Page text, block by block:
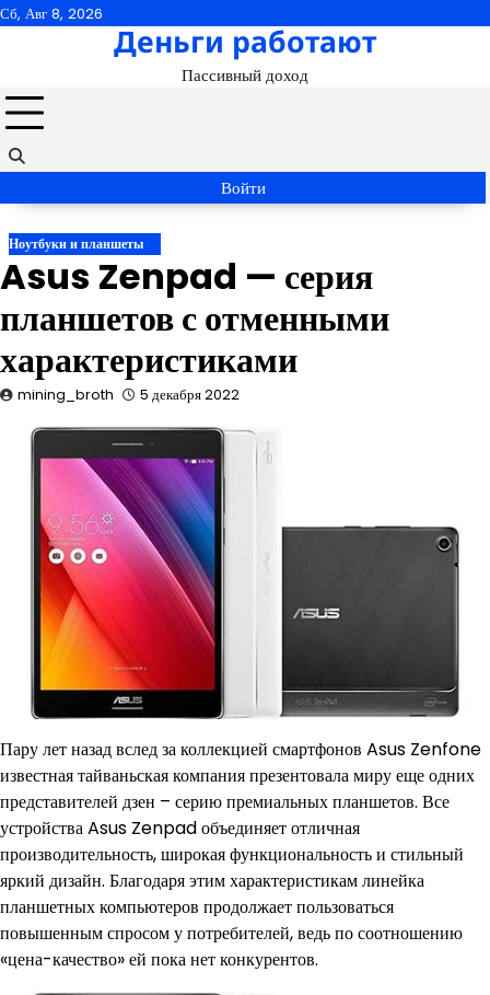
Перейти
Сб, Авг 8, 2026
Деньги работают
Пассивный доход
Войти
Ноутбуки и планшеты
Asus Zenpad — серия
планшетов с отменными
характеристиками
mining_broth 5 декабря 2022
Пару лет назад вслед за коллекцией смартфонов Asus Zenfone
известная тайваньская компания презентовала миру еще одних
представителей дзен – серию премиальных планшетов. Все
устройства Asus Zenpad объединяет отличная
производительность, широкая функциональность и стильный
яркий дизайн. Благодаря этим характеристикам линейка
планшетных компьютеров продолжает пользоваться
повышенным спросом у потребителей, ведь по соотношению
«цена-качество» ей пока нет конкурентов.